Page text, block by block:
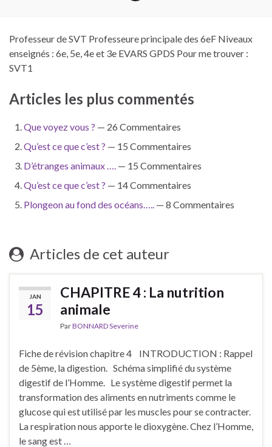
Professeur de SVT Professeure principale des 6eF Niveaux
enseignés : 6e, 5e, 4e et 3e EVARS GPDS Pour me trouver :
SVT1
Articles les plus commentés
Que voyez vous ? — 26 Commentaires
Qu’est ce que c’est ? — 15 Commentaires
D’étranges animaux ….
— 15 Commentaires
Qu’est ce que c’est ? — 14 Commentaires
Plongeon au fond des océans…..
— 8 Commentaires
Articles de cet auteur
JAN
15
CHAPITRE 4 : La nutrition
animale
ParBONNARD Severine
Fiche de révision chapitre 4 INTRODUCTION : Rappel
de 5ème, la digestion. Schéma simplifié du système
digestif de l’Homme. Le système digestif permet la
transformation des aliments en nutriments comme le
glucose qui est utilisé par les muscles pour se contracter.
La respiration nous apporte le dioxygène. Chez l’Homme,
le sang est …